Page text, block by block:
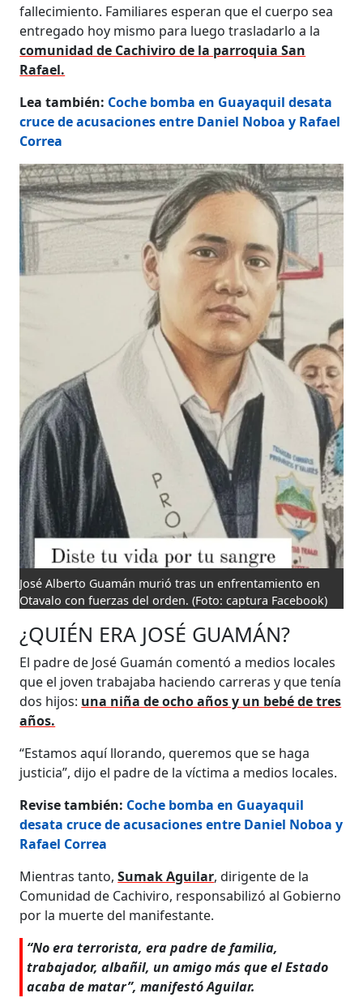
fallecimiento. Familiares esperan que el cuerpo sea
entregado hoy mismo para luego trasladarlo a la
comunidad de Cachiviro de la parroquia San
Rafael.
Lea también: Coche bomba en Guayaquil desata
cruce de acusaciones entre Daniel Noboa y Rafael
Correa
José Alberto Guamán murió tras un enfrentamiento en
Otavalo con fuerzas del orden.(Foto: captura Facebook)
¿QUIÉN ERA JOSÉ GUAMÁN?
El padre de José Guamán comentó a medios locales
que el joven trabajaba haciendo carreras y que tenía
dos hijos: una niña de ocho años y un bebé de tres
años.
“Estamos aquí llorando, queremos que se haga
justicia”, dijo el padre de la víctima a medios locales.
Revise también: Coche bomba en Guayaquil
desata cruce de acusaciones entre Daniel Noboa y
Rafael Correa
Mientras tanto,Sumak Aguilar, dirigente de la
Comunidad de Cachiviro, responsabilizó al Gobierno
por la muerte del manifestante.
“No era terrorista, era padre de familia,
trabajador, albañil, un amigo más que el Estado
acaba de matar”, manifestó Aguilar.